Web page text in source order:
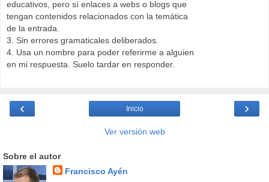
educativos, pero sí enlaces a webs o blogs que
tengan contenidos relacionados con la temática
de la entrada.
3. Sin errores gramaticales deliberados.
4. Usa un nombre para poder referirme a alguien
en mi respuesta. Suelo tardar en responder.
‹ ›
Inicio
Ver versión web
Sobre el autor
Francisco Ayén